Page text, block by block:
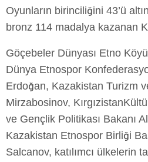
Oyunların birinciliğini 43’ü
bronz 114 madalya kazanan
Göçebeler Dünyası Etno
Dünya Etnospor
Erdoğan, Kazakistan Turizm
Mirzabosinov,
ve Gençlik Politikası Bakanı
Kazakistan Etnospor Birliği
Salcanov, katılımcı ülkelerin